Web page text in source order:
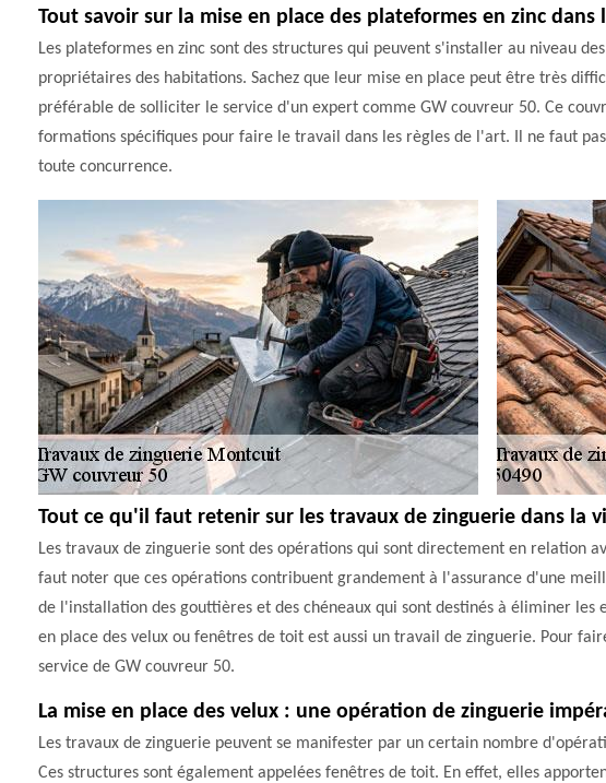
Tout savoir sur la mise en place des plateformes en zinc
Les plateformes en zinc sont des structures qui peuvent s'installer au niveau
propriétaires des habitations. Sachez que leur mise en place peut être très
préférable de solliciter le service d'un expert comme GW couvreur 50. Ce
formations spécifiques pour faire le travail dans les règles de l'art. Il ne faut
toute concurrence.
Tout ce qu'il faut retenir sur les travaux de zinguerie dans la
Les travaux de zinguerie sont des opérations qui sont directement en relation
faut noter que ces opérations contribuent grandement à l'assurance d'une
de l'installation des gouttières et des chéneaux qui sont destinés à éliminer les
en place des velux ou fenêtres de toit est aussi un travail de zinguerie. Pour
service de GW couvreur 50.
La mise en place des velux : une opération de zinguerie
Les travaux de zinguerie peuvent se manifester par un certain nombre
Ces structures sont également appelées fenêtres de toit. En effet, elles